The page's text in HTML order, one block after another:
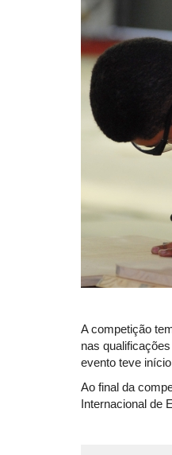
A competição
nas
evento teve
Ao final da
Internacional de